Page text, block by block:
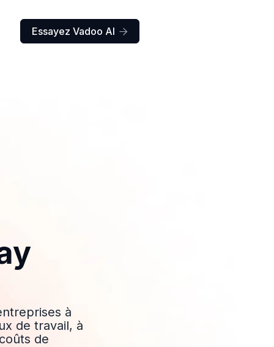
Essayez Vadoo AI 
à
de travail, à
de